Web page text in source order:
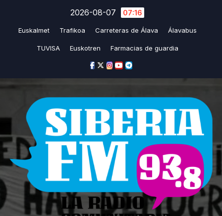
2026-08-07 07:16
Euskalmet Trafikoa Carreteras de Álava Álavabus
TUVISA Euskotren Farmacias de guardia